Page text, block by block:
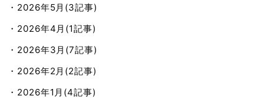
・2026年5月(3記事)
・2026年4月(1記事)
・2026年3月(7記事)
・2026年2月(2記事)
・2026年1月(4記事)